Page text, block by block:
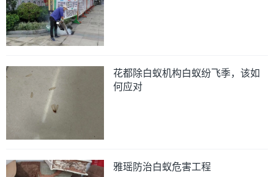
花都除白蚁机构白蚁纷飞季，该如
何应对
雅瑶防治白蚁危害工程